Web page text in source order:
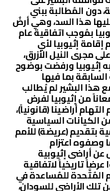
دون المُطالبة ببني
هذا السد، وهي أرضٌ
بمُوجب اتفاقية عام
إقامة إثيوبيا لأي
مجرى النيل الأزرق،
إثيوبيا ورفضت بوضوح
بما فيها
1902، ومع هذا البشير لم يُطالب
من إثيوبيا لفرض
أراضينا (قانونياً)،
السياسية
بتقديم (عريضة) للأمم
وصفوه اعتزام
أراضى إثيوبية
تاريخياً لاتفاقية
المُتَّحدة للمُساعدة في
تلك الأراضى للسودان،